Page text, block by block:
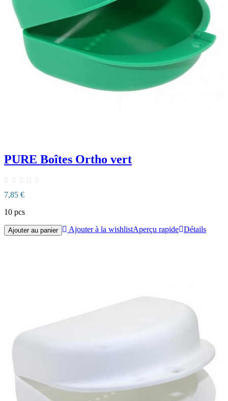
PURE Boîtes Ortho vert
7,85 €
10 pcs
Ajouter au panier Ajouter à la wishlistAperçu rapide Détails